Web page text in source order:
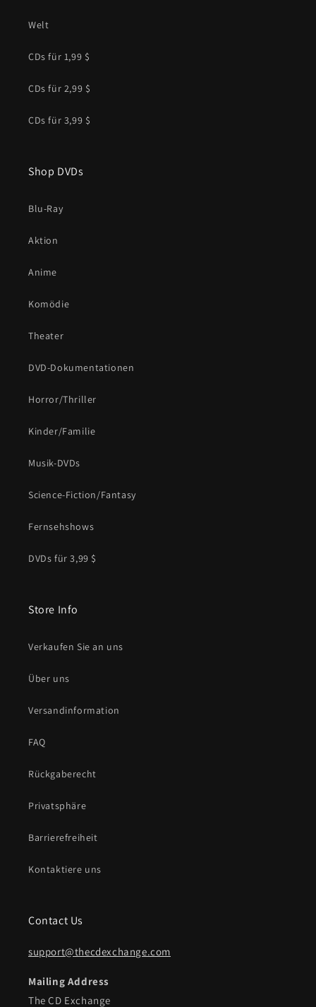
Welt
CDs für 1,99 $
CDs für 2,99 $
CDs für 3,99 $
Shop DVDs
Blu-Ray
Aktion
Anime
Komödie
Theater
DVD-Dokumentationen
Horror/Thriller
Kinder/Familie
Musik-DVDs
Science-Fiction/Fantasy
Fernsehshows
DVDs für 3,99 $
Store Info
Verkaufen Sie an uns
Über uns
Versandinformation
FAQ
Rückgaberecht
Privatsphäre
Barrierefreiheit
Kontaktiere uns
Contact Us
support@thecdexchange.com
Mailing Address
The CD Exchange